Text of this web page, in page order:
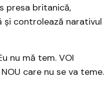
presa britanică,
și controlează narativul
nu mă tem. VOI
NOU care nu se va teme.